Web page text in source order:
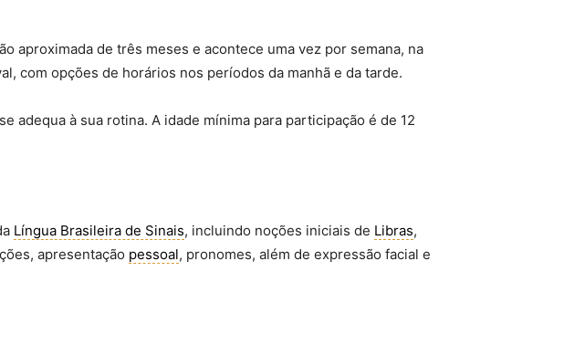
aproximada de três meses e acontece uma vez por semana, na
com opções de horários nos períodos da manhã e da tarde.
adequa à sua rotina. A idade mínima para participação é de 12
Língua Brasileira de Sinais, incluindo noções iniciais de Libras,
apresentação pessoal, pronomes, além de expressão facial e